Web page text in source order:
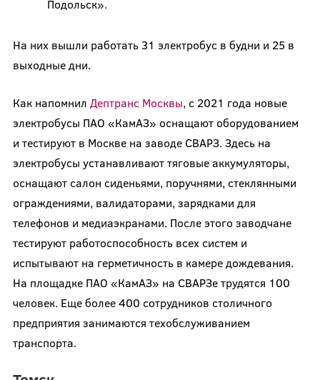
Подольск».
На них вышли работать 31 электробус в будни и 25 в
выходные дни.
Как напомнил Дептранс Москвы, с 2021 года новые
электробусы ПАО «КамАЗ» оснащают оборудованием
и тестируют в Москве на заводе СВАРЗ. Здесь на
электробусы устанавливают тяговые аккумуляторы,
оснащают салон сиденьями, поручнями, стеклянными
ограждениями, валидаторами, зарядками для
телефонов и медиаэкранами. После этого заводчане
тестируют работоспособность всех систем и
испытывают на герметичность в камере дождевания.
На площадке ПАО «КамАЗ» на СВАРЗе трудятся 100
человек. Еще более 400 сотрудников столичного
предприятия занимаются техобслуживанием
транспорта.